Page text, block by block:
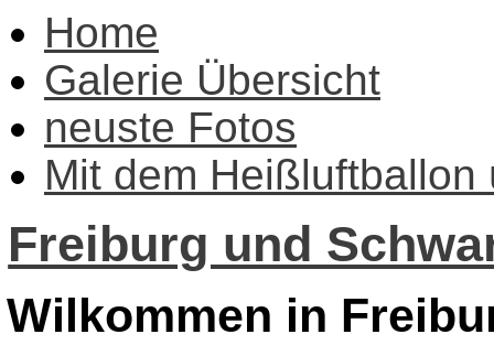
Home
Galerie Übersicht
neuste Fotos
Mit dem Heißluftballon
Freiburg und
Wilkommen in